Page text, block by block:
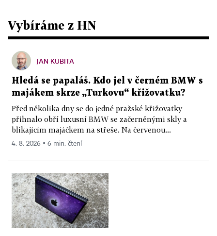
Vybíráme z HN
JAN KUBITA
Hledá se papaláš. Kdo jel v černém BMW s
majákem skrze „Turkovu“ křižovatku?
Před několika dny se do jedné pražské křižovatky
přihnalo obří luxusní BMW se začerněnými skly a
blikajícím majáčkem na střeše. Na červenou...
4. 8. 2026 ▪ 6 min. čtení